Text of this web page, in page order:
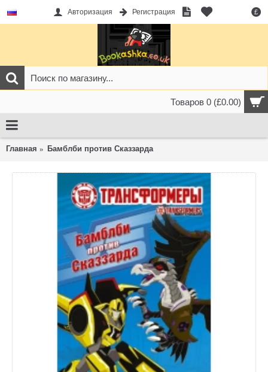
£
Авторизация Регистрация
Товаров 0 (£0.00)
Главная Бамблби против Сказзарда